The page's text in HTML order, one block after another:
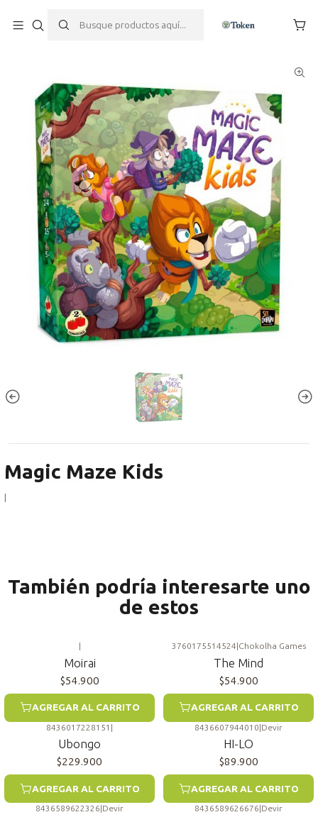
Magic Maze Kids
|
También podría interesarte uno
de estos
Moirai
$54.900
AGREGAR AL CARRITO
3760175514524 Chokolha Games
The Mind
$54.900
AGREGAR AL CARRITO
8436017228151 |
Ubongo
$229.900
AGREGAR AL CARRITO
8436607944010|Devir
HI-LO
$89.900
AGREGAR AL CARRITO
8436589622326 Devir 8436589626676 Devir